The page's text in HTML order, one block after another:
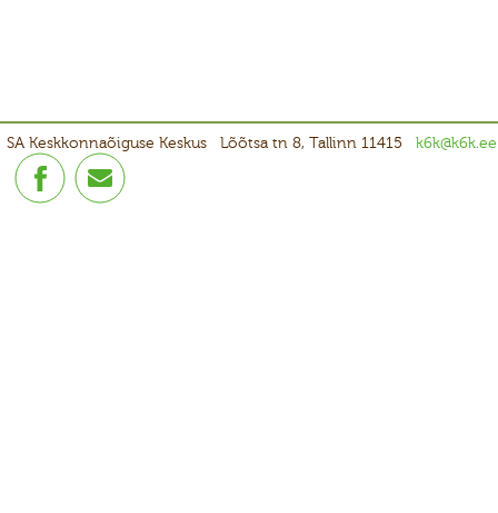
SA Keskkonnaõiguse Keskus Lõõtsa tn 8, Tallinn 11415 k6k@k6k.ee